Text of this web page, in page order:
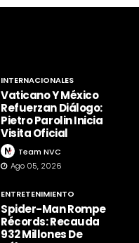
INTERNACIONALES
Vaticano Y México
Refuerzan Diálogo:
Pietro Parolin Inicia
Visita Oficial
Team NVC
Ago 05, 2026
ENTRETENIMIENTO
Spider-Man Rompe
Récords: Recauda
932 Millones De